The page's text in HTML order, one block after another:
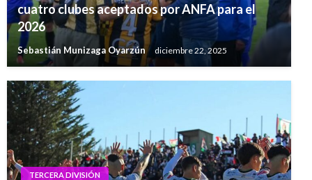
cuatro clubes aceptados por ANFA para el
2026
Sebastián Munizaga Oyarzún diciembre 22, 2025
TERCERA DIVISIÓN